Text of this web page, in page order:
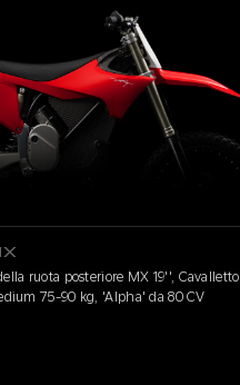
ruota posteriore MX 19'', Cavalletto
75-90 kg, 'Alpha' da 80 CV